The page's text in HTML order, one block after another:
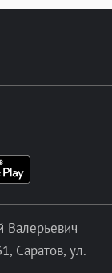
Валерьевич
Саратов, ул.